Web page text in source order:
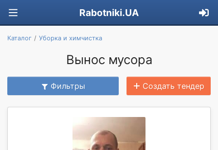
Rabotniki.UA
Каталог Уборка и химчистка
Вынос мусора
Фильтры Создать тендер